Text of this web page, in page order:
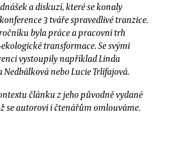
a diskuzí, které se konaly
3 tváře spravedlivé tranzice.
byla práce a pracovní trh
transformace. Se svými
vystoupily například Linda
nebo Lucie Trlifajová.
článku z jeho původně vydané
se autorovi i čtenářům omlouváme.